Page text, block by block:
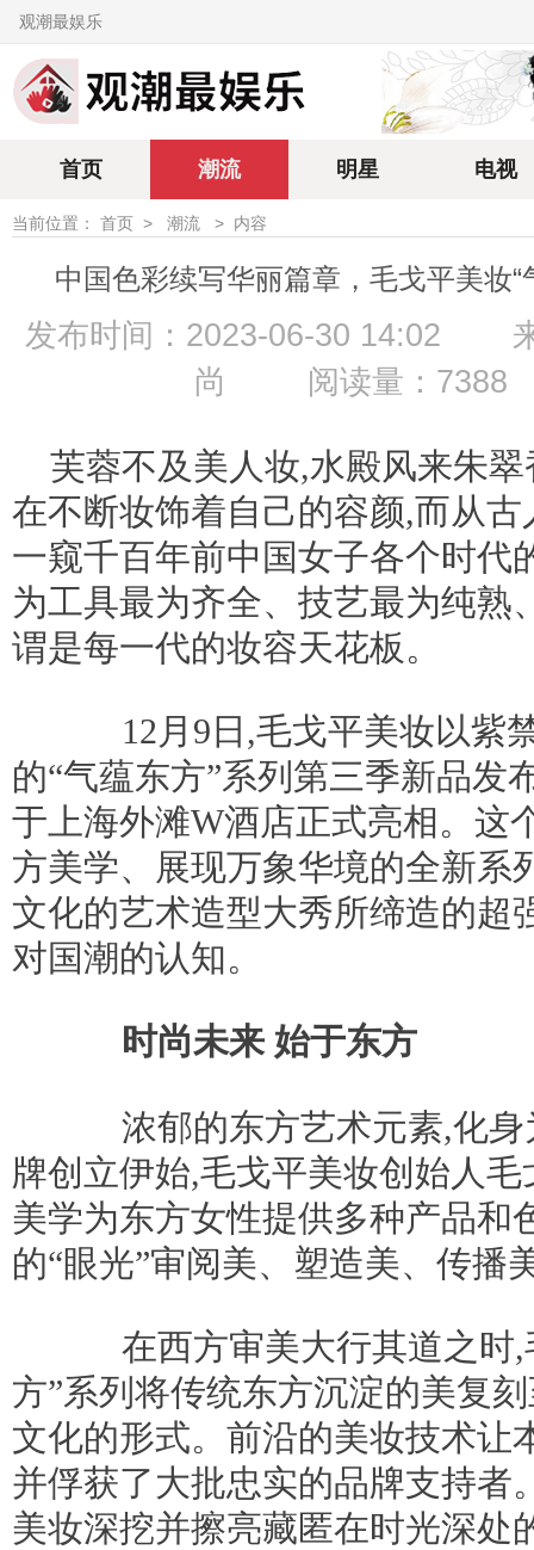
观潮最娱乐
首页 潮流 明星 电视
当前位置： 首页 > 潮流 > 内容
中国色彩续写华丽篇章，毛戈平美妆
发布时间：2023-06-30 14:02
尚
阅读量：7388
芙蓉不及美人妆,水殿风来朱
在不断妆饰着自己的容颜,而从
一窥千百年前中国女子各个时代
为工具最为齐全、技艺最为纯熟
谓是每一代的妆容天花板。
12月9日,毛戈平美妆以紫
的“气蕴东方”系列第三季新品发
于上海外滩W酒店正式亮相。这
方美学、展现万象华境的全新系
文化的艺术造型大秀所缔造的超
对国潮的认知。
时尚未来 始于东方
浓郁的东方艺术元素,化身
牌创立伊始,毛戈平美妆创始人
美学为东方女性提供多种产品和
的“眼光”审阅美、塑造美、传播
在西方审美大行其道之时,
方”系列将传统东方沉淀的美复
文化的形式。前沿的美妆技术让
并俘获了大批忠实的品牌支持者
美妆深挖并擦亮藏匿在时光深处